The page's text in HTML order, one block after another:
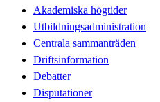
Akademiska högtider
Utbildningsadministration
Centrala sammanträden
Driftsinformation
Debatter
Disputationer